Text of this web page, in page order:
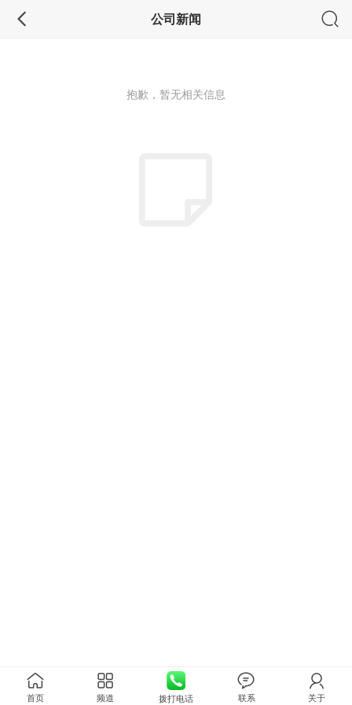
公司新闻
抱歉，暂无相关信息
首页 频道 拨打电话 联系 关于